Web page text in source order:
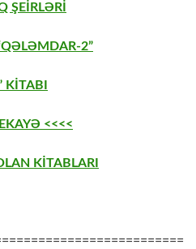
ŞEİRLƏRİ
2”
KİTABI
<<<<
KİTABLARI